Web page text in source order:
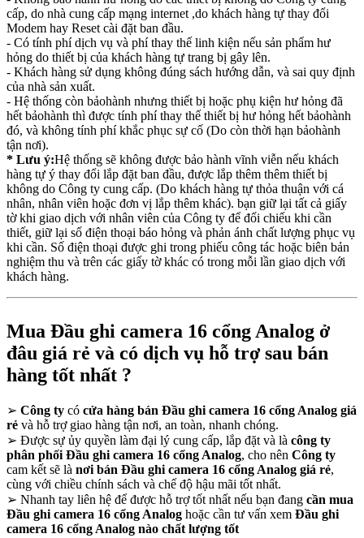
cấp, do nhà cung cấp mạng internet ,do khách hàng tự thay đổi
Modem hay Reset cài đặt ban đầu.
- Có tính phí dịch vụ và phí thay thế linh kiện nếu sản phẩm hư
hỏng do thiết bị của khách hàng tự trang bị gây lên.
- Khách hàng sử dụng không đúng sách hướng dẫn, và sai quy định
của nhà sản xuất.
- Hệ thống còn bảohành nhưng thiết bị hoặc phụ kiện hư hỏng đã
hết bảohành thì được tính phí thay thế thiết bị hư hỏng hết bảohành
đó, và không tính phí khắc phục sự cố (Do còn thời hạn bảohành
tận nơi).
* Lưu ý:Hệ thống sẽ không được bảo hành vĩnh viễn nếu khách
hàng tự ý thay đổi lắp đặt ban đầu, được lắp thêm thêm thiết bị
không do Công ty cung cấp. (Do khách hàng tự thỏa thuận với cá
nhân, nhân viên hoặc đơn vị lắp thêm khác). bạn giữ lại tất cả giấy
tờ khi giao dịch với nhân viên của Công ty để đối chiếu khi cần
thiết, giữ lại số điện thoại báo hỏng và phản ánh chất lượng phục vụ
khi cần. Số điện thoại được ghi trong phiếu công tác hoặc biên bản
nghiệm thu và trên các giấy tờ khác có trong mỗi lần giao dịch với
khách hàng.
Mua Đầu ghi camera 16 cổng Analog ở
đâu giá rẻ và có dịch vụ hỗ trợ sau bán
hàng tốt nhất ?
➢ Công ty có cửa hàng bán Đầu ghi camera 16 cổng Analog giá
rẻ và hỗ trợ giao hàng tận nơi, an toàn, nhanh chóng.
➢ Được sự ủy quyền làm đại lý cung cấp, lắp đặt và là công ty
phân phối Đầu ghi camera 16 cổng Analog, cho nên Công ty
cam kết sẽ là nơi bán Đầu ghi camera 16 cổng Analog giá rẻ,
cùng với chiều chính sách và chế độ hậu mãi tốt nhất.
➢ Nhanh tay liên hệ để được hỗ trợ tốt nhất nếu bạn đang cần mua
Đầu ghi camera 16 cổng Analog hoặc cần tư vấn xem Đầu ghi
camera 16 cổng Analog nào chất lượng tốt